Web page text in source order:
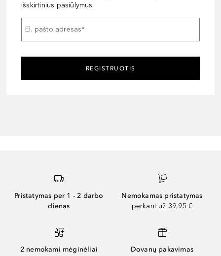
išskirtinius pasiūlymus
El. pašto adresas*
REGISTRUOTIS
Pristatymas per 1 - 2 darbo
dienas
Nemokamas pristatymas
perkant už 39,95 €
2 nemokami mėginėliai Dovanų pakavimas